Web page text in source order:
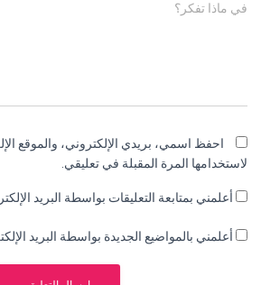
في ماذا تفكر؟
احفظ اسمي، بريدي الإلكتروني، والموقع
لاستخدامها المرة المقبلة في تعليقي.
أعلمني بمتابعة التعليقات بواسطة البريد
أعلمني بالمواضيع الجديدة بواسطة البريد